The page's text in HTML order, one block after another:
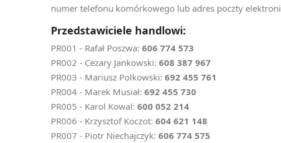
numer telefonu komórkowego lub adres poczty
Przedstawiciele handlowi:
PR001 - Rafał Poszwa: 606 774 573
PR002 - Cezary Jankowski: 608 387 967
PR003 - Mariusz Polkowski: 692 455 761
PR004 - Marek Musiał: 692 455 730
PR005 - Karol Kowal: 600 052 214
PR006 - Krzysztof Koczot: 604 621 148
PR007 - Piotr Niechajczyk: 606 774 575